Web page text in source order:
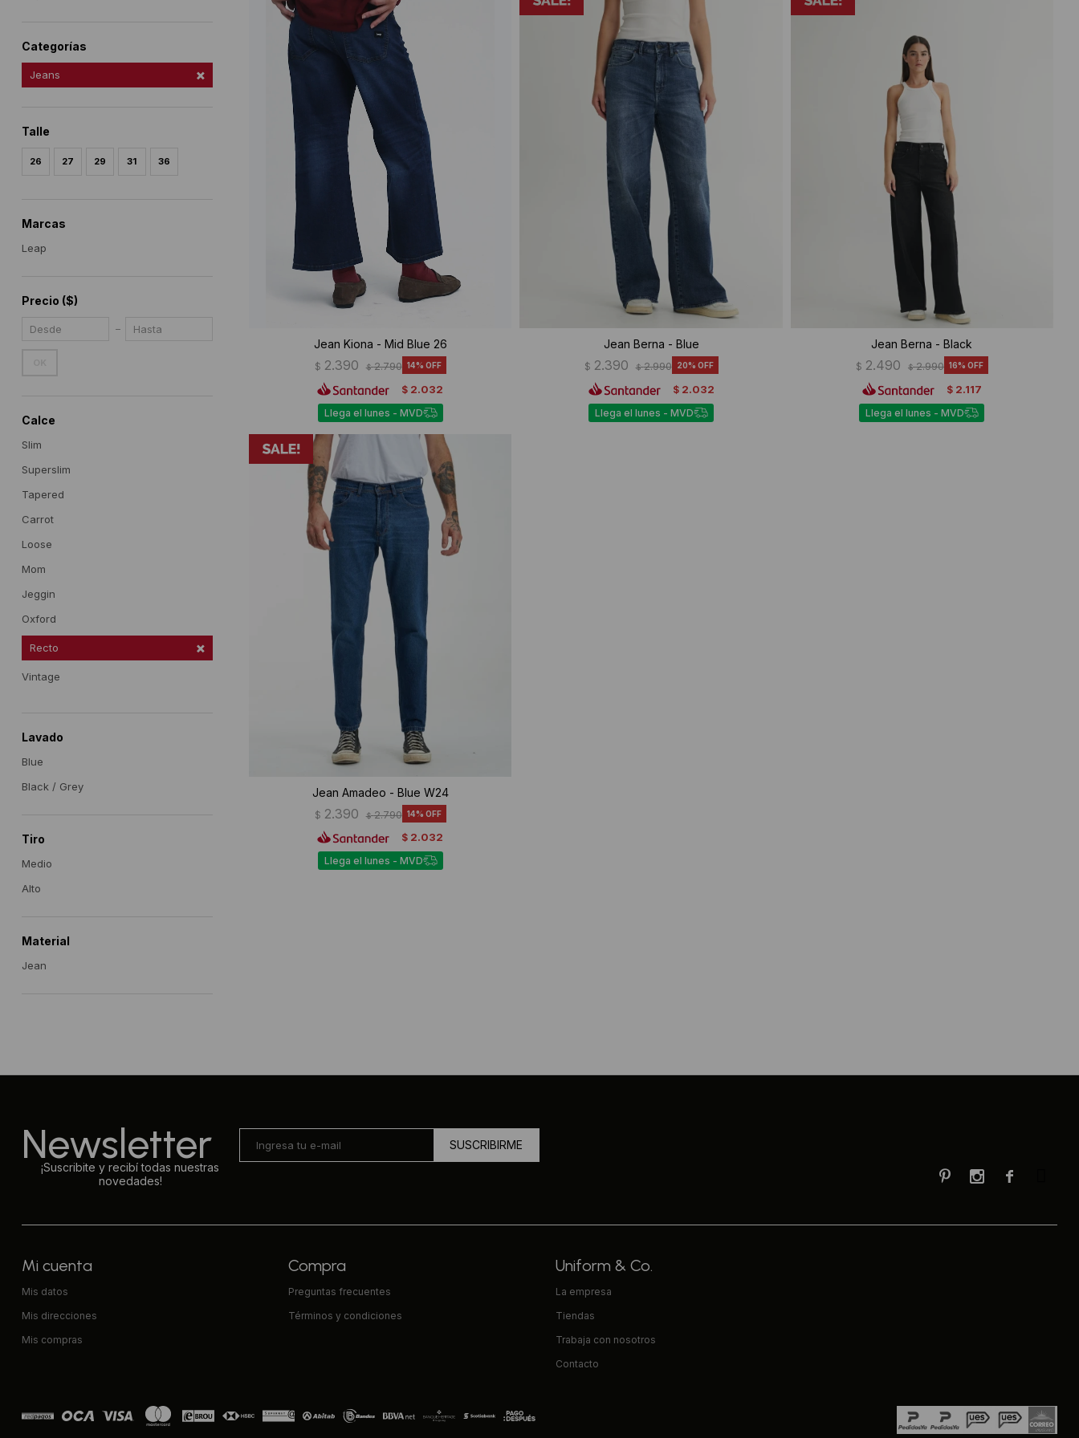
Jean Kiona - Mid Blue 26
$ 2.390 $ 2.790 14
$ 2.032
Llega el lunes - MVD
Jean Berna - Blue
$ 2.390 $ 2.990 20
$ 2.032
Llega el lunes - MVD
Jean Berna - Black
$ 2.490 $ 2.990 16
$ 2.117
Llega el lunes - MVD
Jean Amadeo - Blue W24
$ 2.390 $ 2.790 14
$ 2.032
Llega el lunes - MVD
Categorías
Jeans
Talle
26 27 29 31 36
Marcas
Leap
Precio ($)
Calce
Slim
Superslim
Tapered
Carrot
Loose
Mom
Jeggin
Oxford
Recto
Vintage
Lavado
Blue
Black / Grey
Tiro
Medio
Alto
Material
Jean
Newsletter
¡Suscribite y recibí todas nuestras
novedades!
SUSCRIBIRME

 
Mi cuenta
Mis datos
Mis direcciones
Mis compras
Compra
Preguntas frecuentes
Términos y condiciones
Uniform & Co.
La empresa
Tiendas
Trabaja con nosotros
Contacto